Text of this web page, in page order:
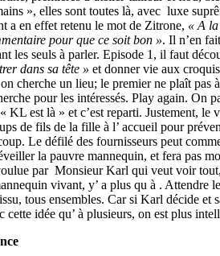
», elles sont toutes là, avec luxe
a en effet retenu le mot de Zitrone, « A
pour que ce soit bon ». Il n’en
les seuls à parler. Episode 1, il faut
dans sa tête » et donner vie aux
cherche un lieu; le premier ne plaît pas
pour les intéressés. Play again. On
KL est là » et c’est reparti. Justement, le
de fils de la fille à l’ accueil pour
Le défilé des fournisseurs peut
la pauvre mannequin, et fera pas
par Monsieur Karl qui veut voir
vivant, y’ a plus qu à . Attendre
tous ensembles. Car si Karl décide et
cette idée qu’ à plusieurs, on est plus